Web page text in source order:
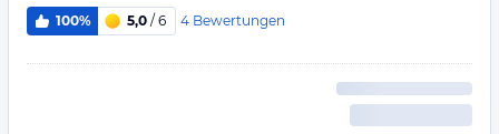
100% 5,0 / 6 4 Bewertungen